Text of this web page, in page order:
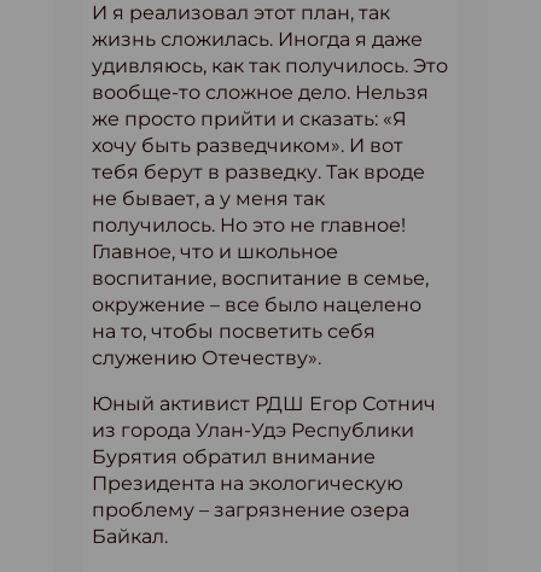
И я реализовал этот план, так
жизнь сложилась. Иногда я даже
удивляюсь, как так получилось. Это
вообще-то сложное дело. Нельзя
же просто прийти и сказать: «Я
хочу быть разведчиком». И вот
тебя берут в разведку. Так вроде
не бывает, а у меня так
получилось. Но это не главное!
Главное, что и школьное
воспитание, воспитание в семье,
окружение – все было нацелено
на то, чтобы посветить себя
служению Отечеству».
Юный активист РДШ Егор Сотнич
из города Улан-Удэ Республики
Бурятия обратил внимание
Президента на экологическую
проблему – загрязнение озера
Байкал.